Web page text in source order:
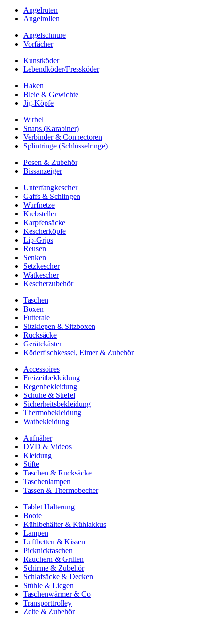
Angelruten
Angelrollen
Angelschnüre
Vorfächer
Kunstköder
Lebendköder/Fressköder
Haken
Bleie & Gewichte
Jig-Köpfe
Wirbel
Snaps (Karabiner)
Verbinder & Connectoren
Splintringe (Schlüsselringe)
Posen & Zubehör
Bissanzeiger
Unterfangkescher
Gaffs & Schlingen
Wurfnetze
Krebsteller
Karpfensäcke
Kescherköpfe
Lip-Grips
Reusen
Senken
Setzkescher
Watkescher
Kescherzubehör
Taschen
Boxen
Futterale
Sitzkiepen & Sitzboxen
Rucksäcke
Gerätekästen
Köderfischkessel, Eimer & Zubehör
Accessoires
Freizeitbekleidung
Regenbekleidung
Schuhe & Stiefel
Sicherheitsbekleidung
Thermobekleidung
Watbekleidung
Aufnäher
DVD & Videos
Kleidung
Stifte
Taschen & Rucksäcke
Taschenlampen
Tassen & Thermobecher
Tablet Halterung
Boote
Kühlbehälter & Kühlakkus
Lampen
Luftbetten & Kissen
Picknicktaschen
Räuchern & Grillen
Schirme & Zubehör
Schlafsäcke & Decken
Stühle & Liegen
Taschenwärmer & Co
Transporttrolley
Zelte & Zubehör